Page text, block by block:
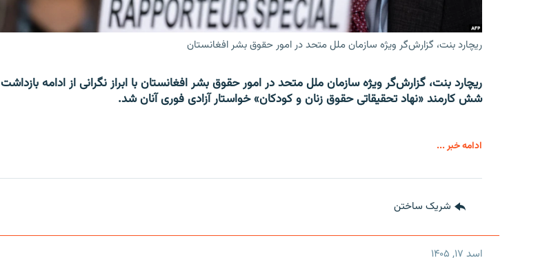
ریچارد بنت، گزارش‌گر ویژه سازمان ملل متحد در امور حقوق بشر افغانستان
ریچارد بنت، گزارش‌گر ویژه سازمان ملل متحد در امور حقوق بشر افغانستان با ابراز نگرانی از ادامه بازداشت
شش کارمند «نهاد تحقیقاتی حقوق زنان و کودکان» خواستار آزادی فوری آنان شد.
ادامه خبر ...
شریک ساختن
اسد ۱۷, ۱۴۰۵